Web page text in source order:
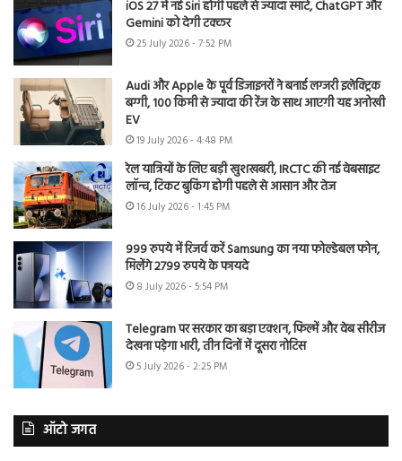
iOS 27 में नई Siri होगी पहले से ज्यादा स्मार्ट, ChatGPT और
Gemini को देगी टक्कर
25 July 2026 - 7:52 PM
Audi और Apple के पूर्व डिजाइनरों ने बनाई लग्जरी इलेक्ट्रिक
बग्गी, 100 किमी से ज्यादा की रेंज के साथ आएगी यह अनोखी
EV
19 July 2026 - 4:48 PM
रेल यात्रियों के लिए बड़ी खुशखबरी, IRCTC की नई वेबसाइट
लॉन्च, टिकट बुकिंग होगी पहले से आसान और तेज
16 July 2026 - 1:45 PM
999 रुपये में रिजर्व करें Samsung का नया फोल्डेबल फोन,
मिलेंगे 2799 रुपये के फायदे
8 July 2026 - 5:54 PM
Telegram पर सरकार का बड़ा एक्शन, फिल्में और वेब सीरीज
देखना पड़ेगा भारी, तीन दिनों में दूसरा नोटिस
5 July 2026 - 2:25 PM
ऑटो जगत